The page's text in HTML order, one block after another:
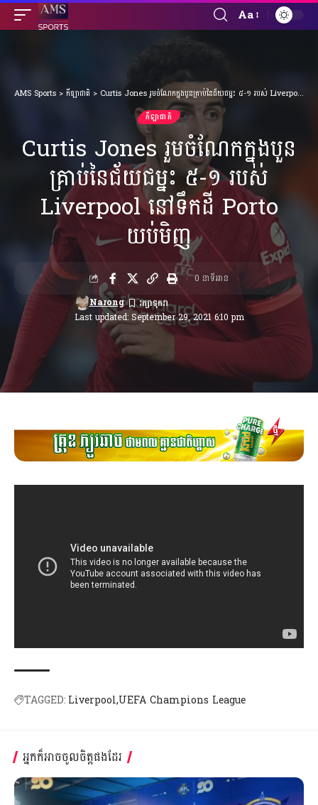
Font
Aa
AMS Sports > កីឡាជាតិ > Curtis Jones រួមចំណែកក្នុងបួនគ្រាប់​នៃជ័យជម្នះ ៥-១ របស់ Liverpool នៅទឹកដី Porto យប់មិញ
កីឡាជាតិ
Curtis Jones រួមចំណែកក្នុងបួន
គ្រាប់​នៃជ័យជម្នះ ៥-១ របស់
Liverpool នៅទឹកដី Porto
យប់មិញ
Last updated: September 29, 2021 6:10 pm
Narong
0 នាទីអាន
TAGGED: Liverpool UEFA Champions League
អ្នកក៏អាចចូលចិត្តផងដែរ